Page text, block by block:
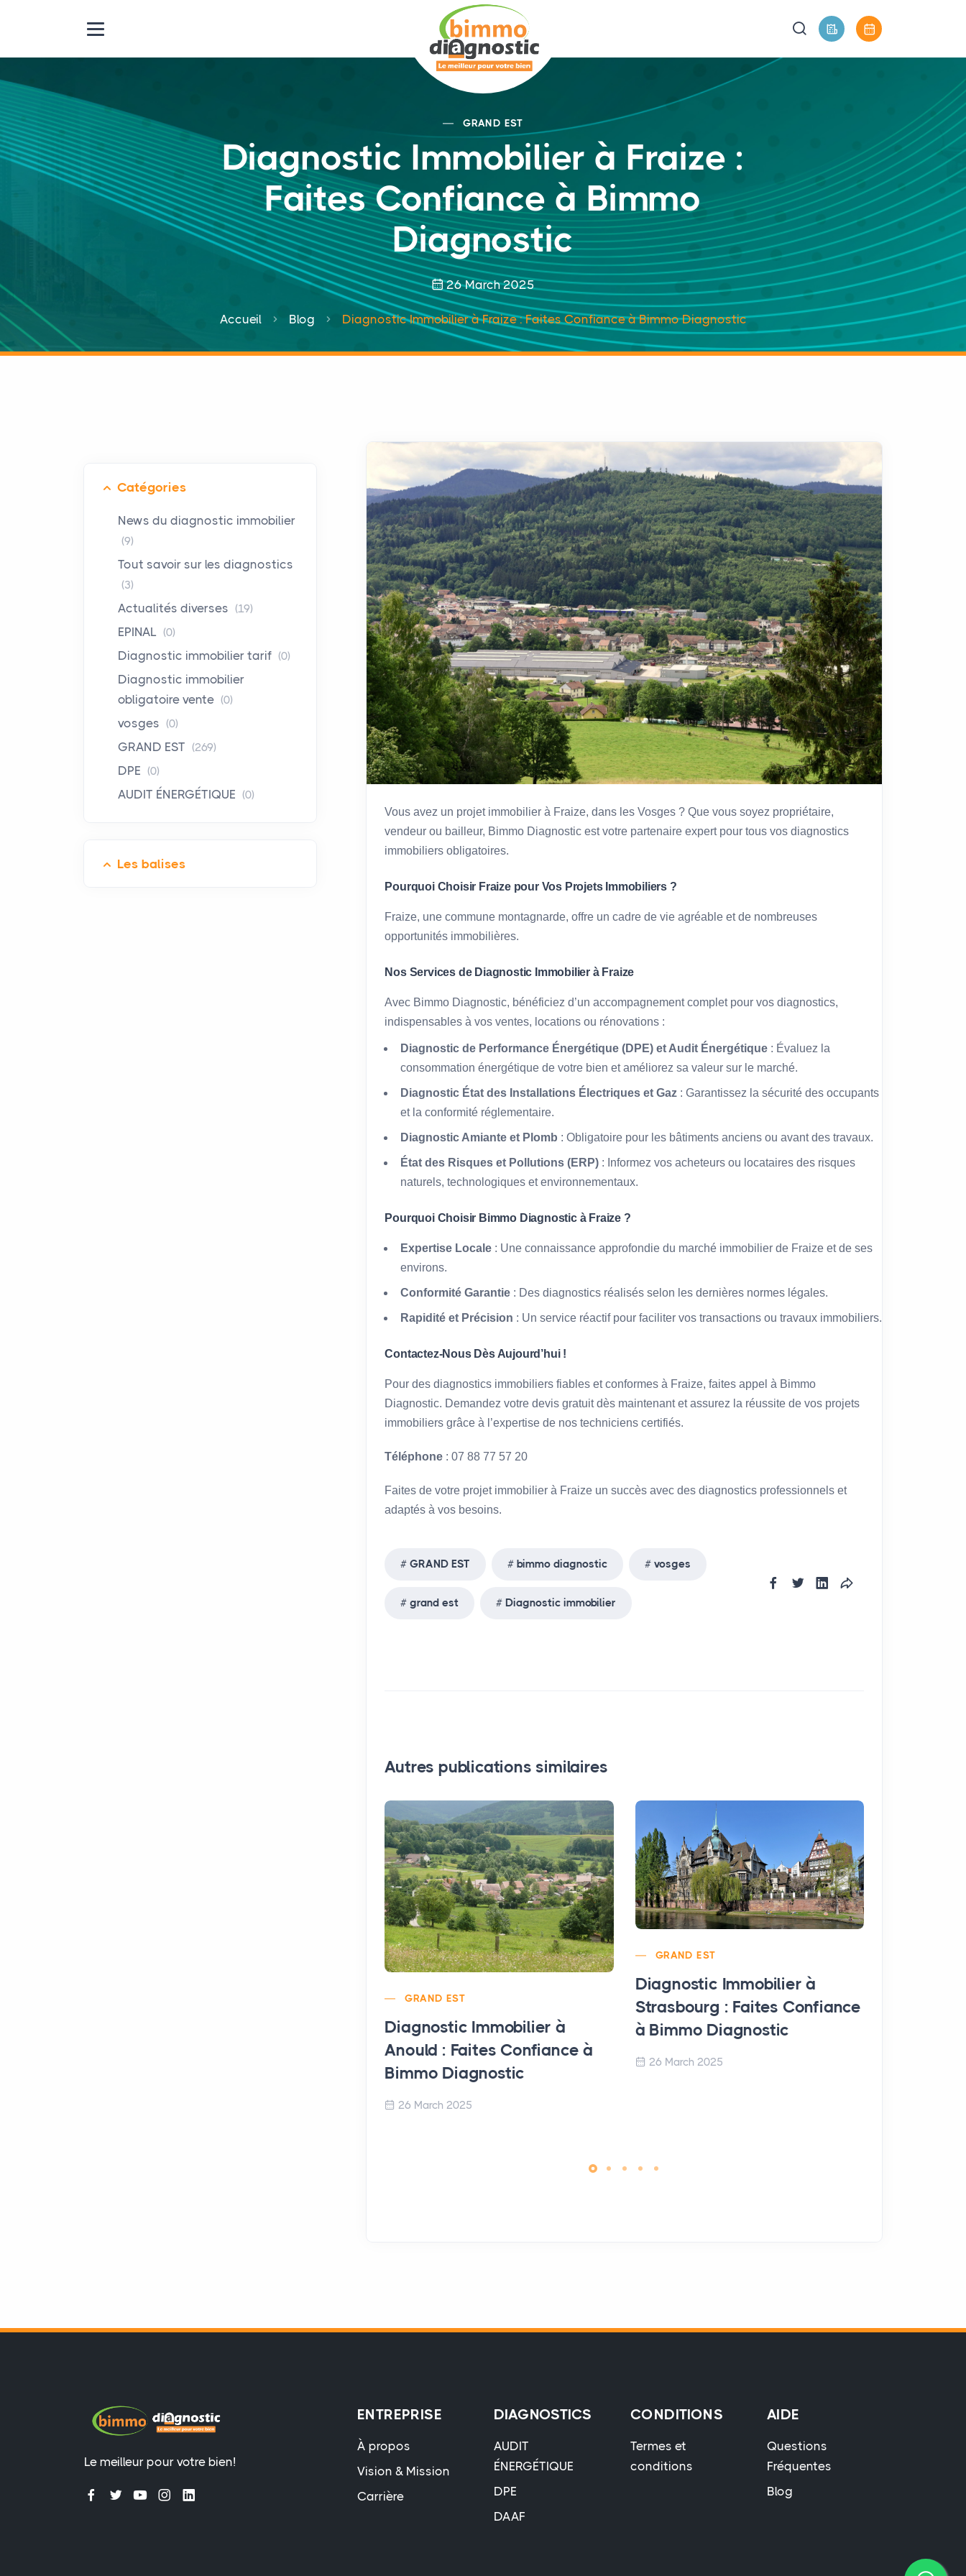
GRAND EST
Diagnostic Immobilier à Fraize :
Faites Confiance à Bimmo
Diagnostic
26 March 2025
Accueil Blog Diagnostic Immobilier à Fraize : Faites Confiance à Bimmo Diagnostic
Vous avez un projet immobilier à Fraize, dans les Vosges ? Que vous soyez propriétaire,
vendeur ou bailleur, Bimmo Diagnostic est votre partenaire expert pour tous vos diagnostics
immobiliers obligatoires.
Pourquoi Choisir Fraize pour Vos Projets Immobiliers ?
Fraize, une commune montagnarde, offre un cadre de vie agréable et de nombreuses
opportunités immobilières.
Nos Services de Diagnostic Immobilier à Fraize
Avec Bimmo Diagnostic, bénéficiez d’un accompagnement complet pour vos diagnostics,
indispensables à vos ventes, locations ou rénovations :
Diagnostic de Performance Énergétique (DPE) et Audit Énergétique : Évaluez la
consommation énergétique de votre bien et améliorez sa valeur sur le marché.
Diagnostic État des Installations Électriques et Gaz : Garantissez la sécurité des occupants
et la conformité réglementaire.
Diagnostic Amiante et Plomb : Obligatoire pour les bâtiments anciens ou avant des travaux.
État des Risques et Pollutions (ERP) : Informez vos acheteurs ou locataires des risques
naturels, technologiques et environnementaux.
Pourquoi Choisir Bimmo Diagnostic à Fraize ?
Expertise Locale : Une connaissance approfondie du marché immobilier de Fraize et de ses
environs.
Conformité Garantie : Des diagnostics réalisés selon les dernières normes légales.
Rapidité et Précision : Un service réactif pour faciliter vos transactions ou travaux immobiliers.
Contactez-Nous Dès Aujourd’hui !
Pour des diagnostics immobiliers fiables et conformes à Fraize, faites appel à Bimmo
Diagnostic. Demandez votre devis gratuit dès maintenant et assurez la réussite de vos projets
immobiliers grâce à l’expertise de nos techniciens certifiés.
Téléphone : 07 88 77 57 20
Faites de votre projet immobilier à Fraize un succès avec des diagnostics professionnels et
adaptés à vos besoins.
GRAND EST bimmo diagnostic vosges
grand est Diagnostic immobilier
Autres publications similaires
GRAND EST
Diagnostic Immobilier à
Anould : Faites Confiance à
Bimmo Diagnostic
26 March 2025
GRAND EST
Diagnostic Immobilier à
Strasbourg : Faites Confiance
à Bimmo Diagnostic
26 March 2025
Catégories
News du diagnostic immobilier
(9)
Tout savoir sur les diagnostics
(3)
Actualités diverses (19)
EPINAL (0)
Diagnostic immobilier tarif (0)
Diagnostic immobilier
obligatoire vente (0)
vosges (0)
GRAND EST (269)
DPE (0)
AUDIT ÉNERGÉTIQUE (0)
Les balises
Le meilleur pour votre bien!
ENTREPRISE
À propos
Vision & Mission
Carrière
DIAGNOSTICS
AUDIT
ÉNERGÉTIQUE
DPE
DAAF
CONDITIONS
Termes et
conditions
AIDE
Questions
Fréquentes
Blog